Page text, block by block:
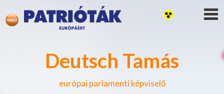
Deutsch Tamás
európai parlamenti képviselő